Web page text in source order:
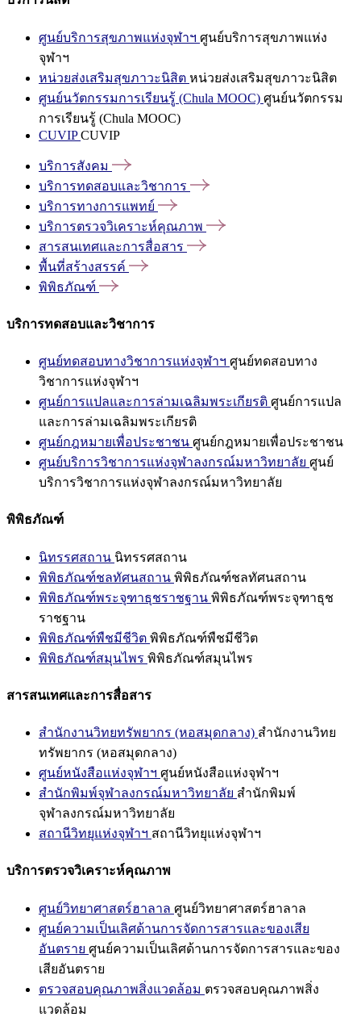
ศูนย์บริการสุขภาพแห่งจุฬาฯ ศูนย์บริการสุขภาพแห่ง
จุฬาฯ
หน่วยส่งเสริมสุขภาวะนิสิต หน่วยส่งเสริมสุขภาวะนิสิต
ศูนย์นวัตกรรมการเรียนรู้ (Chula MOOC) ศูนย์นวัตกรรม
การเรียนรู้ (Chula MOOC)
CUVIPCUVIP
บริการสังคม
บริการทดสอบและวิชาการ
บริการทางการแพทย์
บริการตรวจวิเคราะห์คุณภาพ
สารสนเทศและการสื่อสาร
พื้นที่สร้างสรรค์
พิพิธภัณฑ์
บริการทดสอบและวิชาการ
ศูนย์ทดสอบทางวิชาการแห่งจุฬาฯ ศูนย์ทดสอบทาง
วิชาการแห่งจุฬาฯ
ศูนย์การแปลและการล่ามเฉลิมพระเกียรติ ศูนย์การแปล
และการล่ามเฉลิมพระเกียรติ
ศูนย์กฎหมายเพื่อประชาชน ศูนย์กฎหมายเพื่อประชาชน
ศูนย์บริการวิชาการแห่งจุฬาลงกรณ์มหาวิทยาลัย ศูนย์
บริการวิชาการแห่งจุฬาลงกรณ์มหาวิทยาลัย
พิพิธภัณฑ์
นิทรรศสถาน นิทรรศสถาน
พิพิธภัณฑ์ชลทัศนสถาน พิพิธภัณฑ์ชลทัศนสถาน
พิพิธภัณฑ์พระจุฑาธุชราชฐาน พิพิธภัณฑ์พระจุฑาธุช
ราชฐาน
พิพิธภัณฑ์พืชมีชีวิต พิพิธภัณฑ์พืชมีชีวิต
พิพิธภัณฑ์สมุนไพร พิพิธภัณฑ์สมุนไพร
สารสนเทศและการสื่อสาร
สำนักงานวิทยทรัพยากร (หอสมุดกลาง) สำนักงานวิทย
ทรัพยากร (หอสมุดกลาง)
ศูนย์หนังสือแห่งจุฬาฯ ศูนย์หนังสือแห่งจุฬาฯ
สำนักพิมพ์จุฬาลงกรณ์มหาวิทยาลัย สำนักพิมพ์
จุฬาลงกรณ์มหาวิทยาลัย
สถานีวิทยุแห่งจุฬาฯ สถานีวิทยุแห่งจุฬาฯ
บริการตรวจวิเคราะห์คุณภาพ
ศูนย์วิทยาศาสตร์ฮาลาล ศูนย์วิทยาศาสตร์ฮาลาล
ศูนย์ความเป็นเลิศด้านการจัดการสารและของเสีย
อันตราย ศูนย์ความเป็นเลิศด้านการจัดการสารและของ
เสียอันตราย
ตรวจสอบคุณภาพสิ่งแวดล้อม ตรวจสอบคุณภาพสิ่ง
แวดล้อม